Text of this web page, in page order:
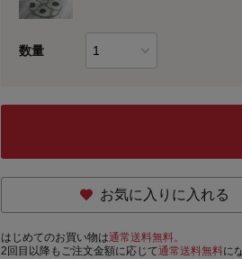
数量
お気に入りに入れる
はじめてのお買い物は通常送料無料。
2回目以降もご注文金額に応じて通常送料無料に